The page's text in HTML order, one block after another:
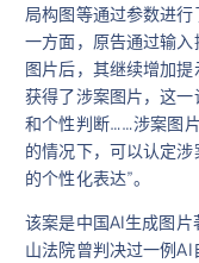
局构图等通过参数进
一方面，原告通过输
图片后，其继续增加
获得了涉案图片，这
和个性判断……涉案图
的情况下，可以认定
的个性化表达”。
该案是中国AI生成图
山法院曾判决过一例AI